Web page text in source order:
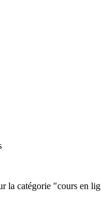
la catégorie "cours en